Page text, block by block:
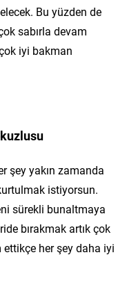
Bu yüzden de
sabırla devam
iyi bakman
şey yakın zamanda
istiyorsun.
sürekli bunaltmaya
bırakmak artık çok
ettikçe her şey daha iyi